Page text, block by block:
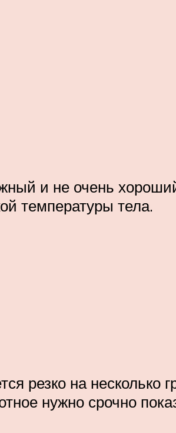
и не очень
температуры тела.
резко на несколько
нужно срочно